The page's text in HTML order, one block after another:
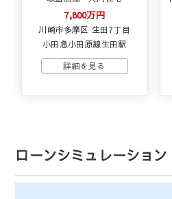
7,800万円
川崎市多摩区 生田7丁目
小田急小田原線生田駅
ローンシミュレーション